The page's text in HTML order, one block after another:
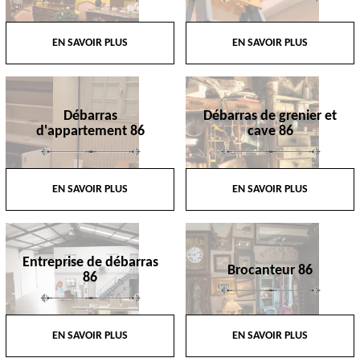
EN SAVOIR PLUS EN SAVOIR PLUS
Débarras
d'appartement 86
EN SAVOIR PLUS
Débarras de grenier et
cave 86
EN SAVOIR PLUS
Entreprise de débarras
86
EN SAVOIR PLUS
Brocanteur 86
EN SAVOIR PLUS